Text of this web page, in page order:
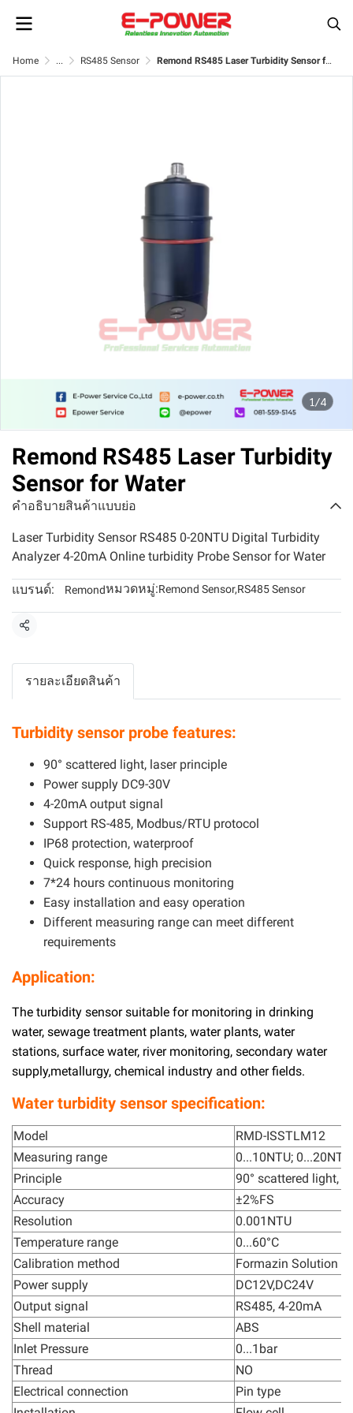
Home ... RS485 Sensor Remond RS485 Laser Turbidity Sensor for Water
1/4
Remond RS485 Laser Turbidity
Sensor for Water
คำอธิบายสินค้าแบบย่อ
Laser Turbidity Sensor RS485 0-20NTU Digital Turbidity
Analyzer 4-20mA Online turbidity Probe Sensor for Water
แบรนด์: Remondหมวดหมู่:Remond Sensor,RS485 Sensor
แชร์
รายละเอียดสินค้า
Turbidity sensor probe features:
90° scattered light, laser principle
Power supply DC9-30V
4-20mA output signal
Support RS-485, Modbus/RTU protocol
IP68 protection, waterproof
Quick response, high precision
7*24 hours continuous monitoring
Easy installation and easy operation
Different measuring range can meet different
requirements
Application:
The turbidity sensor suitable for monitoring in drinking
water, sewage treatment plants, water plants, water
stations, surface water, river monitoring, secondary water
supply,metallurgy, chemical industry and other fields.
Water turbidity sensor specification:
Model
RMD-ISSTLM12
Measuring range
0...10NTU; 0...20NTU
Principle
90° scattered light,
Accuracy
±2%FS
Resolution
0.001NTU
Temperature range
0...60°C
Calibration method
Formazin Solution
Power supply
DC12V,DC24V
Output signal
RS485, 4-20mA
Shell material
ABS
Inlet Pressure
0...1bar
Thread
NO
Electrical connection
Pin type